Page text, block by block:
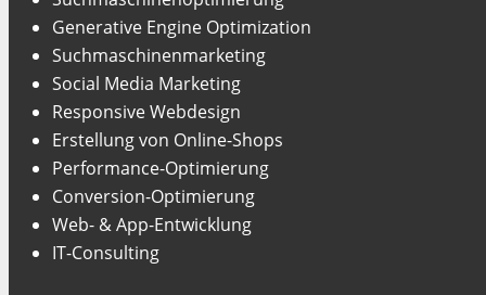
Generative Engine Optimization
Suchmaschinenmarketing
Social Media Marketing
Responsive Webdesign
Erstellung von Online-Shops
Performance-Optimierung
Conversion-Optimierung
Web- & App-Entwicklung
IT-Consulting